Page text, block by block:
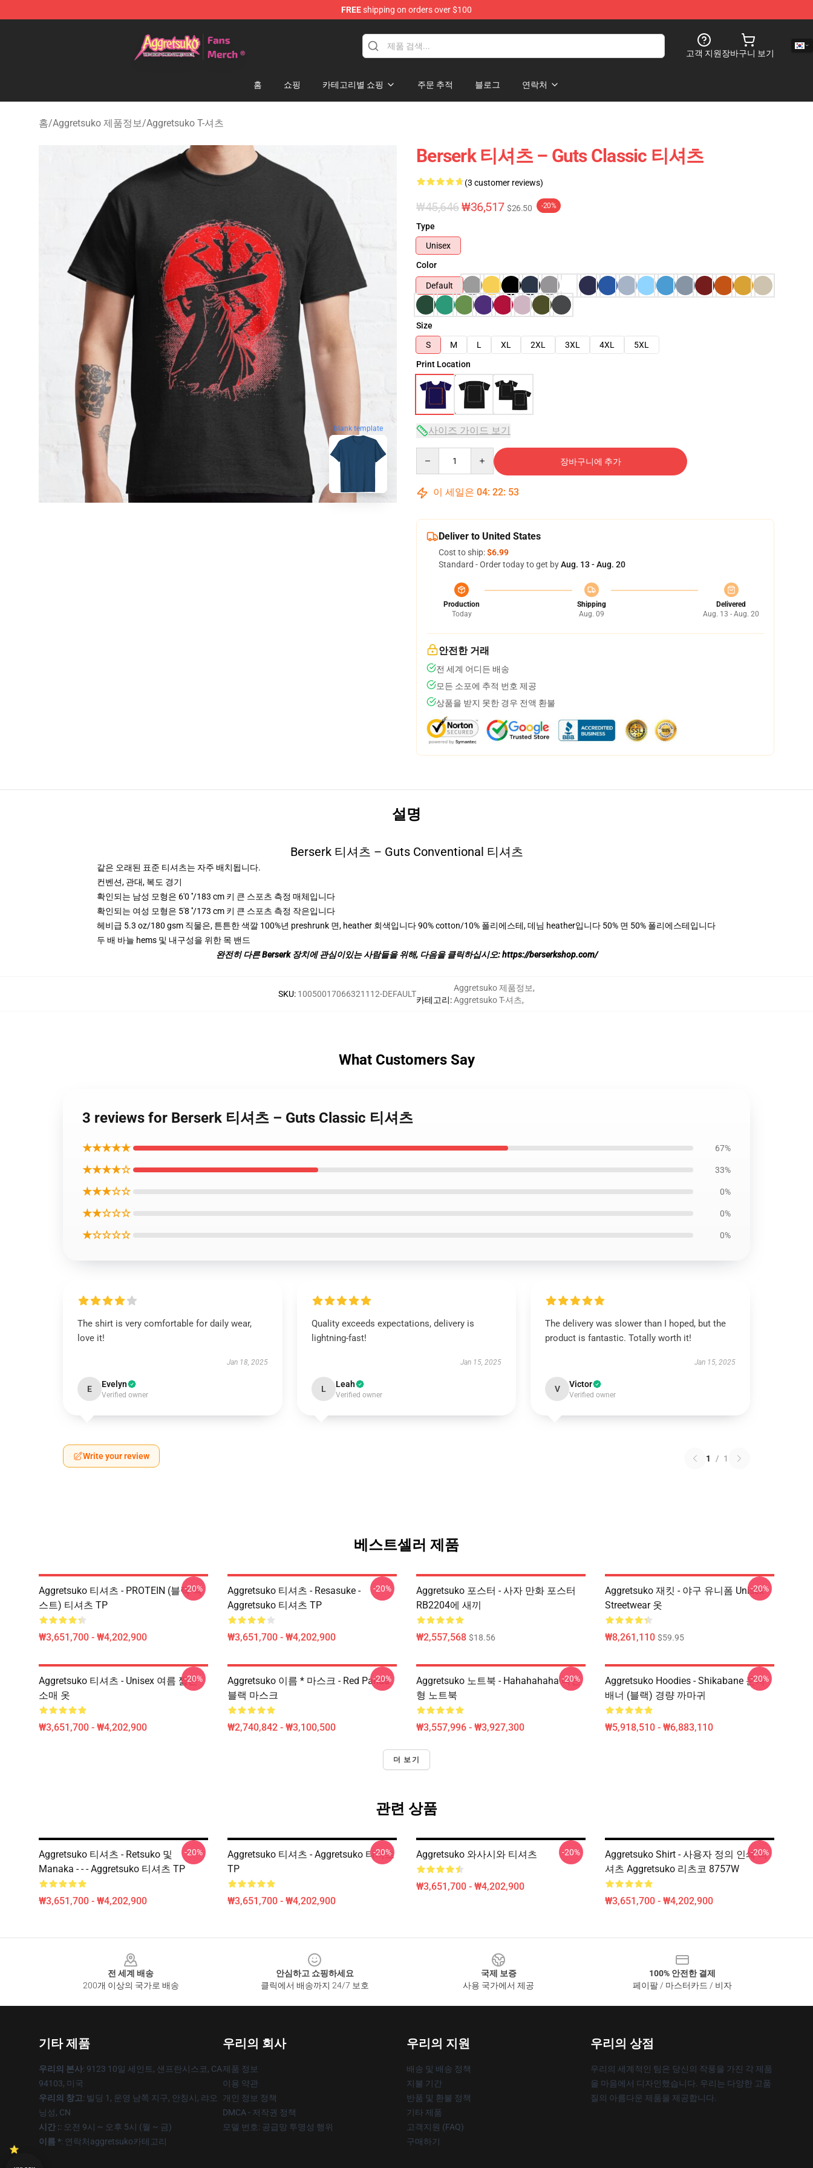
FREEshipping on orders over $100
고객 지원장바구니 보기
홈 쇼핑 카테고리별 쇼핑 주문 추적 블로그 연락처
홈/Aggretsuko 제품정보/Aggretsuko T-셔츠
blank template
Berserk 티셔츠 – Guts Classic 티셔츠
(3 customer reviews)
₩45,646₩36,517 $26.50 -20%
Type
Unisex
Color
Default
Size
S
M L XL 2XL 3XL 4XL
5XL
Print Location
사이즈 가이드 보기
장바구니에 추가
이 세일은 04: 22: 52
Deliver to United States
Cost to ship:$6.99
Standard - Order today to get byAug. 13 - Aug. 20
Production
Today
Shipping
Aug. 09
Delivered
Aug. 13 - Aug. 20
안전한 거래
전 세계 어디든 배송
모든 소포에 추적 번호 제공
상품을 받지 못한 경우 전액 환불
설명
Berserk 티셔츠 – Guts Conventional 티셔츠
같은 오래된 표준 티셔츠는 자주 배치됩니다.
컨벤션, 관대, 복도 경기
확인되는 남성 모형은 6'0 ′′/183 cm 키 큰 스포츠 측정 매체입니다
확인되는 여성 모형은 5'8 ′′/173 cm 키 큰 스포츠 측정 작은입니다
헤비급 5.3 oz/180 gsm 직물은, 튼튼한 색깔 100%년 preshrunk 면, heather 회색입니다 90% cotton/10% 폴리에스테, 데님 heather입니다 50% 면 50% 폴리에스테입니다
두 배 바늘 hems 및 내구성을 위한 목 밴드
완전히 다른 Berserk 장치에 관심이있는 사람들을 위해, 다음을 클릭하십시오:https://berserkshop.com/
SKU: 10050017066321112-DEFAULT
카테고리:
Aggretsuko 제품정보,
Aggretsuko T-셔츠,
What Customers Say
3 reviews for Berserk 티셔츠 – Guts Classic 티셔츠
★★★★★ 67%
★★★★☆ 33%
★★★☆☆ 0%
★★☆☆☆ 0%
★☆☆☆☆ 0%
The shirt is very comfortable for daily wear,
love it!
Jan 18, 2025
E Evelyn
Verified owner
Quality exceeds expectations, delivery is
lightning-fast!
Jan 15, 2025
L Leah
Verified owner
The delivery was slower than I hoped, but the
product is fantastic. Totally worth it!
Jan 15, 2025
V Victor
Verified owner
Write your review 1 / 1
베스트셀러 제품
Aggretsuko 티셔츠 - PROTEIN (블랙 텍
스트) 티셔츠 TP
₩3,651,700 - ₩4,202,900
-20%
Aggretsuko 티셔츠 - Resasuke -
Aggretsuko 티셔츠 TP
₩3,651,700 - ₩4,202,900
-20%
Aggretsuko 포스터 - 사자 만화 포스터
RB2204에 새끼
₩2,557,568 $18.56
Aggretsuko 재킷 - 야구 유니폼 Unisex
Streetwear 옷
₩8,261,110 $59.95
-20%
Aggretsuko 티셔츠 - Unisex 여름 짧은
소매 옷
₩3,651,700 - ₩4,202,900
-20%
Aggretsuko 이름 * 마스크 - Red Panda
블랙 마스크
₩2,740,842 - ₩3,100,500
-20%
Aggretsuko 노트북 - Hahahahaha 나선
형 노트북
₩3,557,996 - ₩3,927,300
-20%
Aggretsuko Hoodies - Shikabane 문자
배너 (블랙) 경량 까마귀
₩5,918,510 - ₩6,883,110
-20%
더 보기
관련 상품
Aggretsuko 티셔츠 - Retsuko 및
Manaka - - - Aggretsuko 티셔츠 TP
₩3,651,700 - ₩4,202,900
-20%
Aggretsuko 티셔츠 - Aggretsuko 티셔츠
TP
₩3,651,700 - ₩4,202,900
-20% Aggretsuko 와사시와 티셔츠
₩3,651,700 - ₩4,202,900
-20%
Aggretsuko Shirt - 사용자 정의 인쇄 티
셔츠 Aggretsuko 리츠코 8757W
₩3,651,700 - ₩4,202,900
-20%
전 세계 배송
200개 이상의 국가로 배송
안심하고 쇼핑하세요
클릭에서 배송까지 24/7 보호
국제 보증
사용 국가에서 제공
100% 안전한 결제
페이팔 / 마스터카드 / 비자
기타 제품
우리의 본사: 9123 10일 세인트, 샌프란시스코, CA
94103, 미국
우리의 창고: 빌딩 1, 운영 남쪽 지구, 안칭시, 랴오
닝성, CN
시간 :: 오전 9시 ~ 오후 5시 (월 ~ 금)
이름 *: 연락처aggretsuko카테고리
우리의 회사
제품 정보
이용 약관
개인 정보 정책
DMCA - 저작권 정책
모델 번호: 공급망 투명성 행위
우리의 지원
배송 및 배송 정책
지불 기간
반품 및 환불 정책
기타 제품
고객지원 (FAQ)
구매하기
우리의 상점
우리의 세계적인 팀은 당신의 작풍을 가진 각 제품
을 마음에서 디자인했습니다. 우리는 다양한 고품
질의 아름다운 제품을 제공합니다.